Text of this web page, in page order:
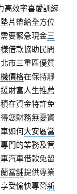
高效率喜愛訓練
片帶給全方位
要緊急現金三
借款協助民間
市三重區優質
價格在保持靜
財富人生推薦
在資金特許免
您財務無憂資
如何大安區當
門的業務及管
汽車借款免留
當舖提供專業
受愉快專營新